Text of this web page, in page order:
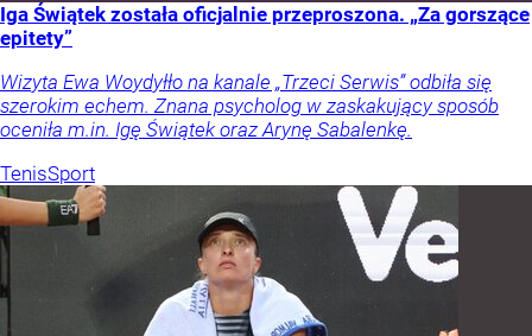
Iga Świątek została oficjalnie przeproszona. „Za gorszące
epitety”
Wizyta Ewa Woydyłło na kanale „Trzeci Serwis” odbiła się
szerokim echem. Znana psycholog w zaskakujący sposób
oceniła m.in. Igę Świątek oraz Arynę Sabalenkę.
TenisSport